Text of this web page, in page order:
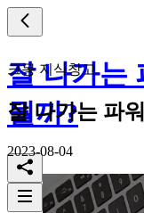
잘 나가는
뭘까?
크몽 지식창고
잘 나가는 파
2023-08-04